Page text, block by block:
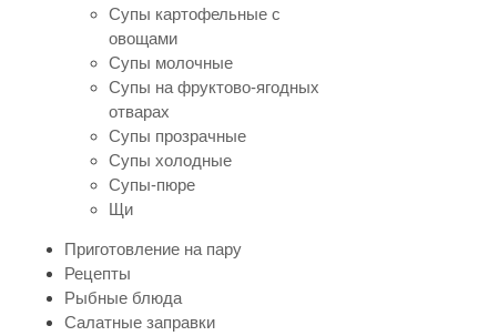
Супы картофельные с
овощами
Супы молочные
Супы на фруктово-ягодных
отварах
Супы прозрачные
Супы холодные
Супы-пюре
Щи
Приготовление на пару
Рецепты
Рыбные блюда
Салатные заправки